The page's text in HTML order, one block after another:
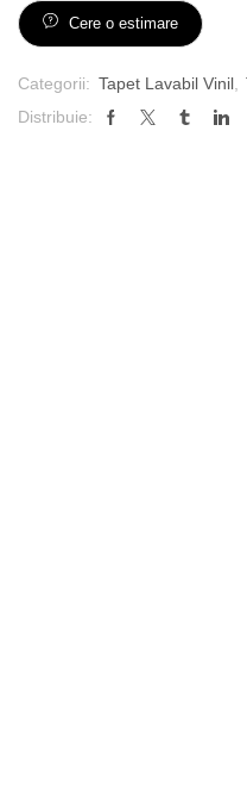
Cere o estimare
Categorii: Tapet Lavabil Vinil
Distribuie: